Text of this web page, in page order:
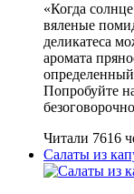
«Когда
вяленые
деликатеса
аромата
Попробуйте
Читали 7616
Салаты из